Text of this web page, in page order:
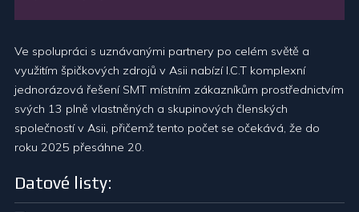
Ve spolupráci s uznávanými partnery po celém světě a
využitím špičkových zdrojů v Asii nabízí I.C.T komplexní
jednorázová řešení SMT místním zákazníkům prostřednictvím
svých 13 plně vlastněných a skupinových členských
společností v Asii, přičemž tento počet se očekává, že do
roku 2025 přesáhne 20.
Datové listy: